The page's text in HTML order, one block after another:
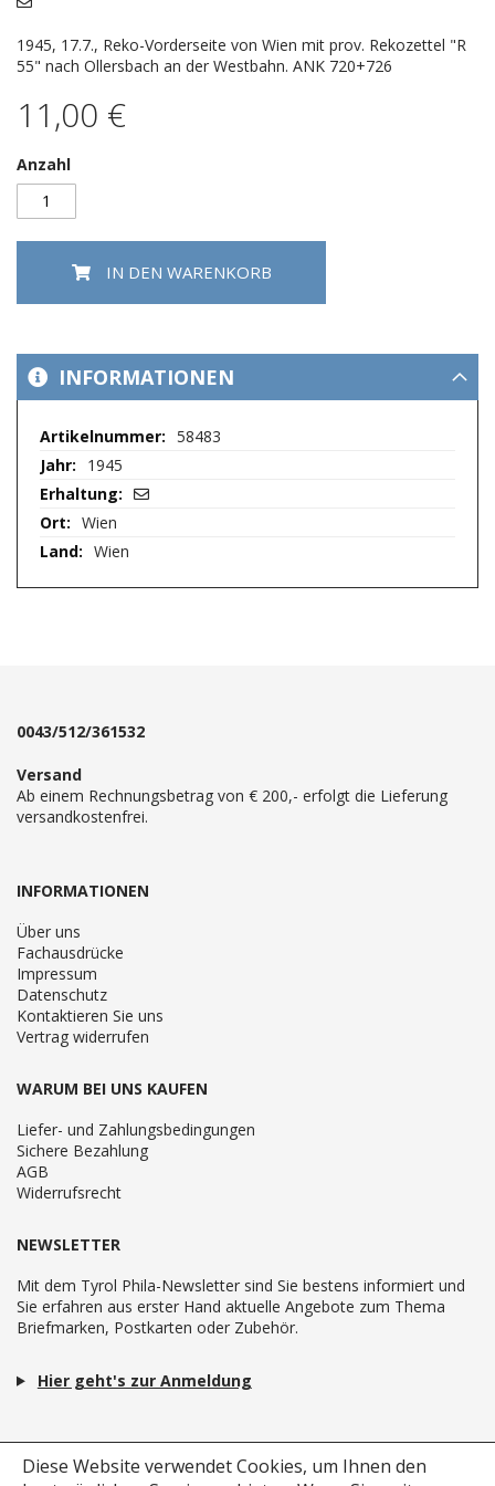
Diese Website verwendet Cookies, um Ihnen den
1945, 17.7., Reko-Vorderseite von Wien mit prov. Rekozettel "R
55" nach Ollersbach an der Westbahn. ANK 720+726
11,00 €
Anzahl
IN DEN WARENKORB
INFORMATIONEN
Mehr
58483
1945
Wien
Wien
0043/512/361532
Versand
Ab einem Rechnungsbetrag von € 200,- erfolgt die Lieferung
versandkostenfrei.
INFORMATIONEN
Über uns
Fachausdrücke
Impressum
Datenschutz
Kontaktieren Sie uns
Vertrag widerrufen
WARUM BEI UNS KAUFEN
Liefer- und Zahlungsbedingungen
Sichere Bezahlung
AGB
Widerrufsrecht
NEWSLETTER
Mit dem Tyrol Phila-Newsletter sind Sie bestens informiert und
Sie erfahren aus erster Hand aktuelle Angebote zum Thema
Briefmarken, Postkarten oder Zubehör.
Hier geht's zur Anmeldung